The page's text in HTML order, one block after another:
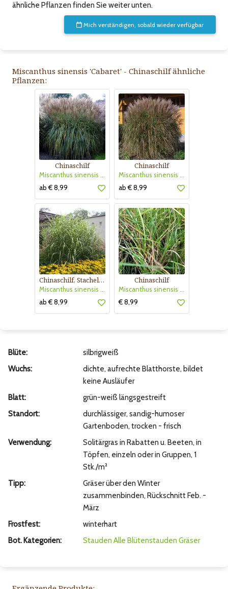
ähnliche Pflanzen finden Sie weiter unten.
Mich verständigen, sobald wieder verfügbar
Miscanthus sinensis 'Cabaret' - Chinaschilf ähnliche
Pflanzen:
Chinaschilf
Miscanthus sinensis 'Malepartus'
ab € 8,99
Chinaschilf
Miscanthus sinensis 'Silberfeder'
ab € 8,99
Chinaschilf, Stachelschweingras
Miscanthus sinensis 'Strictus'
ab € 8,99
Chinaschilf
Miscanthus sinensis 'Strictus Dwarf'
€ 8,99
Blüte:
silbrigweiß
Wuchs:
dichte, aufrechte Blatthorste, bildet
keine Ausläufer
Blatt:
grün-weiß längsgestreift
Standort:
durchlässiger, sandig-humoser
Gartenboden, trocken - frisch
Verwendung:
Solitärgras in Rabatten u. Beeten, in
Töpfen, einzeln oder in Gruppen, 1
Stk./m²
Tipp:
Gräser über den Winter
zusammenbinden, Rückschnitt Feb. -
März
Frostfest:
winterhart
Bot. Kategorien:
Stauden Alle Blütenstauden Gräser